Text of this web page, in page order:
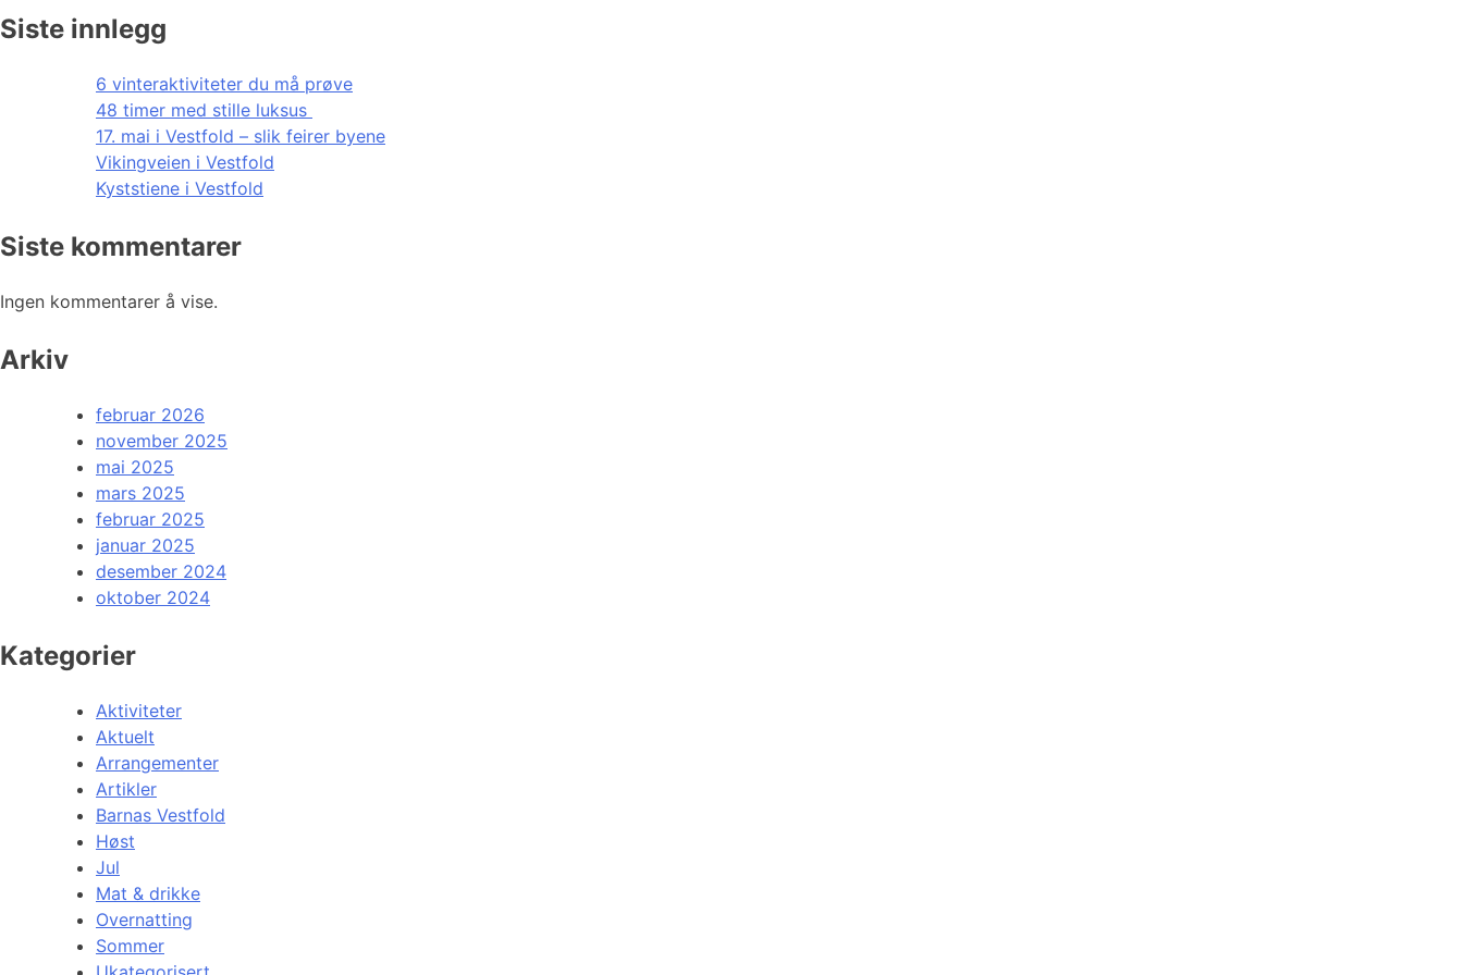
Siste innlegg
6 vinteraktiviteter du må prøve
48 timer med stille luksus
17. mai i Vestfold – slik feirer byene
Vikingveien i Vestfold
Kyststiene i Vestfold
Siste kommentarer
Ingen kommentarer å vise.
Arkiv
februar 2026
november 2025
mai 2025
mars 2025
februar 2025
januar 2025
desember 2024
oktober 2024
Kategorier
Aktiviteter
Aktuelt
Arrangementer
Artikler
Barnas Vestfold
Høst
Jul
Mat & drikke
Overnatting
Sommer